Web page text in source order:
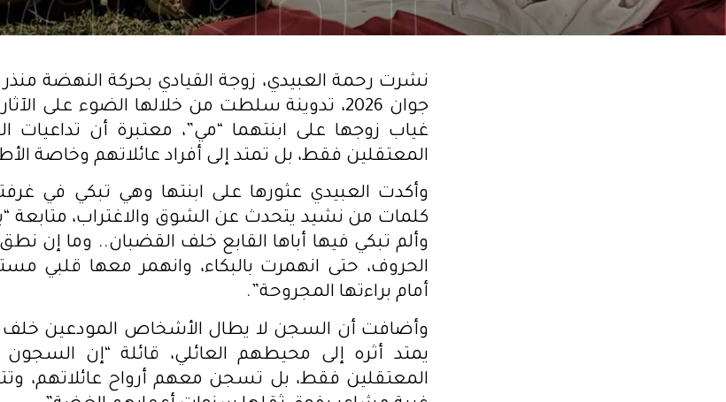
جوان 2026، تدوينة سلطت من خلالها الضوء على
غياب زوجها على ابنتهما “مي”، معتبرة أن
المعتقلين فقط، بل تمتد إلى أفراد عائلاتهم وخاصة
وأكدت العبيدي عثورها على ابنتها وهي تبكي في
كلمات من نشيد يتحدث عن الشوق والاغتراب، متابعة
وألم تبكي فيها أباها القابع خلف القضبان.. وما إن
الحروف، حتى انهمرت بالبكاء، وانهمر معها قلبي
أمام براءتها المجروحة”.
وأضافت أن السجن لا يطال الأشخاص المودعين
يمتد أثره إلى محيطهم العائلي، قائلة “إن السجون
المعتقلين فقط، بل تسجن معهم أرواح عائلاتهم،